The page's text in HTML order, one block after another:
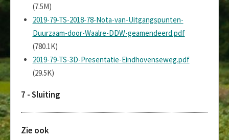
(7.5M)
2019-79-TS-2018-78-Nota-van-Uitgangspunten-
Duurzaam-door-Waalre-DDW-geamendeerd.pdf
(780.1K)
2019-79-TS-3D-Presentatie-Eindhovenseweg.pdf
(29.5K)
7 - Sluiting
Zie ook